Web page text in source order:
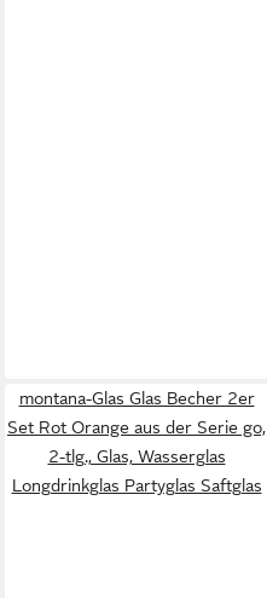
montana-Glas Glas Becher 2er
Set Rot Orange aus der Serie go,
2-tlg., Glas, Wasserglas
Longdrinkglas Partyglas Saftglas